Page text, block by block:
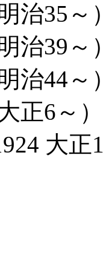
治35～
治39～
治44～
正6～）
大正